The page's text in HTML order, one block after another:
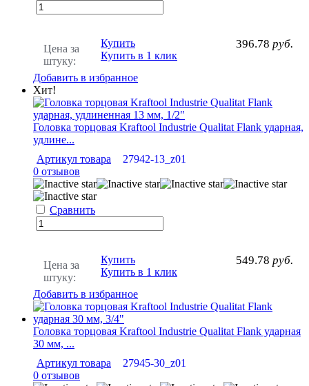
Цена за
штуку:
396.78 руб.
Купить
Купить в 1 клик
Добавить в избранное
Хит!
Головка торцовая Kraftool Industrie Qualitat Flank ударная,
удлине...
Артикул товара
27942-13_z01
0 отзывов
Сравнить
Цена за
штуку:
549.78 руб.
Купить
Купить в 1 клик
Добавить в избранное
Головка торцовая Kraftool Industrie Qualitat Flank ударная
30 мм, ...
Артикул товара
27945-30_z01
0 отзывов